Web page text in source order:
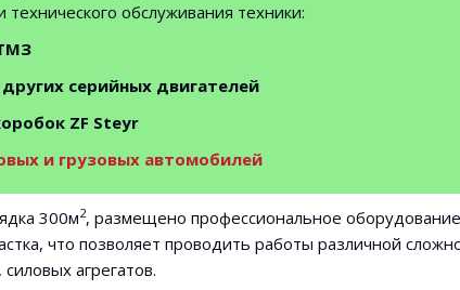
обслуживания техники:
серийных двигателей
ZF Steyr
и грузовых автомобилей
300м2, размещено профессиональное
что позволяет проводить работы различной
агрегатов.